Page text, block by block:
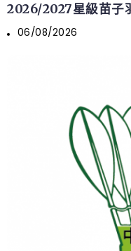
2026/2027星級苗子
06/08/2026